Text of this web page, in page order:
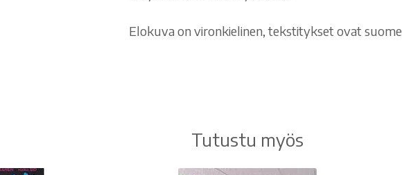
Elokuva on vironkielinen, tekstitykset ovat
Tutustu myös